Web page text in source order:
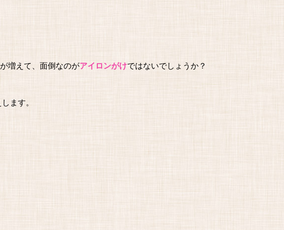
増えて、面倒なのがアイロンがけではないでしょうか？
ます。